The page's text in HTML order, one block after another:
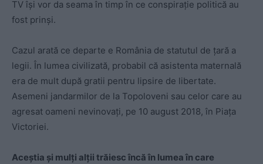
TV îşi vor da seama în timp în ce conspiraţie politică au
fost prinşi.
Cazul arată ce departe e România de statutul de ţară a
legii. În lumea civilizată, probabil că asistenta maternală
era de mult după gratii pentru lipsire de libertate.
Asemeni jandarmilor de la Topoloveni sau celor care au
agresat oameni nevinovaţi, pe 10 august 2018, în Piaţa
Victoriei.
Aceştia şi mulţi alţii trăiesc încă în lumea în care